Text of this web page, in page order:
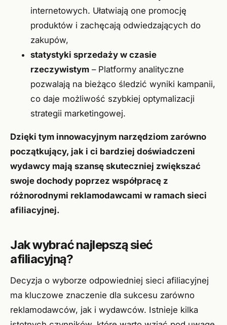
internetowych. Ułatwiają one promocję
produktów i zachęcają odwiedzających do
zakupów,
statystyki sprzedaży w czasie
rzeczywistym – Platformy analityczne
pozwalają na bieżąco śledzić wyniki kampanii,
co daje możliwość szybkiej optymalizacji
strategii marketingowej.
Dzięki tym innowacyjnym narzędziom zarówno
początkujący, jak i ci bardziej doświadczeni
wydawcy mają szansę skuteczniej zwiększać
swoje dochody poprzez współpracę z
różnorodnymi reklamodawcami w ramach sieci
afiliacyjnej.
Jak wybrać najlepszą sieć
afiliacyjną?
Decyzja o wyborze odpowiedniej sieci afiliacyjnej
ma kluczowe znaczenie dla sukcesu zarówno
reklamodawców, jak i wydawców. Istnieje kilka